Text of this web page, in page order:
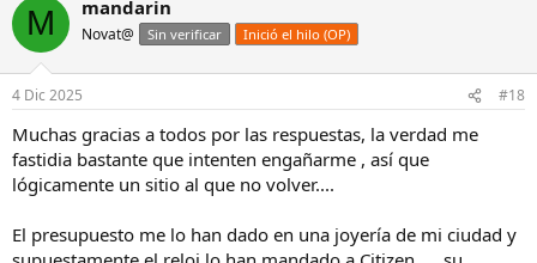
M mandarin
Novat@ Sin verificar Inició el hilo (OP)
4 Dic 2025 #18
Muchas gracias a todos por las respuestas, la verdad me
fastidia bastante que intenten engañarme , así que
lógicamente un sitio al que no volver....
El presupuesto me lo han dado en una joyería de mi ciudad y